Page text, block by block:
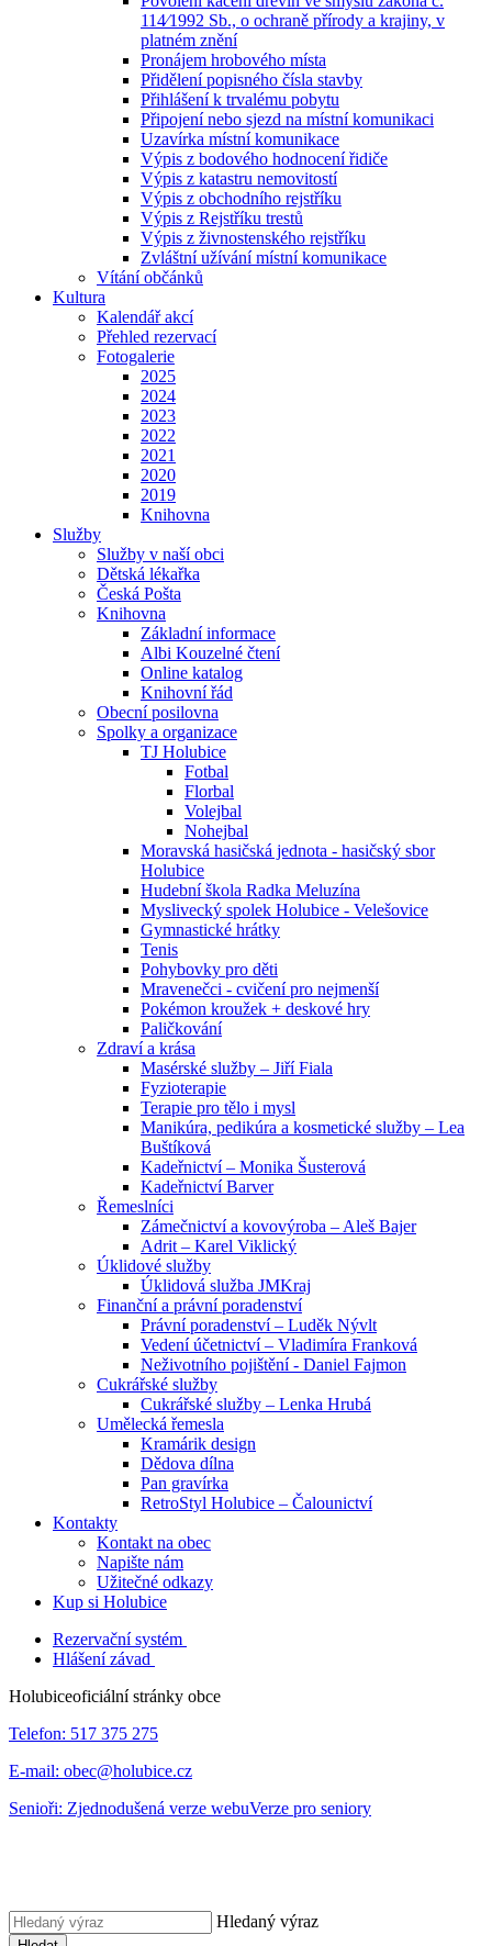
114⁄1992 Sb., o ochraně přírody a krajiny, v
platném znění
Pronájem hrobového místa
Přidělení popisného čísla stavby
Přihlášení k trvalému pobytu
Připojení nebo sjezd na místní komunikaci
Uzavírka místní komunikace
Výpis z bodového hodnocení řidiče
Výpis z katastru nemovitostí
Výpis z obchodního rejstříku
Výpis z Rejstříku trestů
Výpis z živnostenského rejstříku
Zvláštní užívání místní komunikace
Vítání občánků
Kultura
Kalendář akcí
Přehled rezervací
Fotogalerie
2025
2024
2023
2022
2021
2020
2019
Knihovna
Služby
Služby v naší obci
Dětská lékařka
Česká Pošta
Knihovna
Základní informace
Albi Kouzelné čtení
Online katalog
Knihovní řád
Obecní posilovna
Spolky a organizace
TJ Holubice
Fotbal
Florbal
Volejbal
Nohejbal
Moravská hasičská jednota - hasičský sbor
Holubice
Hudební škola Radka Meluzína
Myslivecký spolek Holubice - Velešovice
Gymnastické hrátky
Tenis
Pohybovky pro děti
Mravenečci - cvičení pro nejmenší
Pokémon kroužek + deskové hry
Paličkování
Zdraví a krása
Masérské služby – Jiří Fiala
Fyzioterapie
Terapie pro tělo i mysl
Manikúra, pedikúra a kosmetické služby – Lea
Buštíková
Kadeřnictví – Monika Šusterová
Kadeřnictví Barver
Řemeslníci
Zámečnictví a kovovýroba – Aleš Bajer
Adrit – Karel Viklický
Úklidové služby
Úklidová služba JMKraj
Finanční a právní poradenství
Právní poradenství – Luděk Nývlt
Vedení účetnictví – Vladimíra Franková
Neživotního pojištění - Daniel Fajmon
Cukrářské služby
Cukrářské služby – Lenka Hrubá
Umělecká řemesla
Kramárik design
Dědova dílna
Pan gravírka
RetroStyl Holubice – Čalounictví
Kontakty
Kontakt na obec
Napište nám
Užitečné odkazy
Kup si Holubice
Rezervační systém
Hlášení závad
Holubiceoficiální stránky obce
Telefon: 517 375 275
E-mail: obec@holubice.cz
Senioři: Zjednodušená verze webuVerze pro seniory
Hledaný výraz